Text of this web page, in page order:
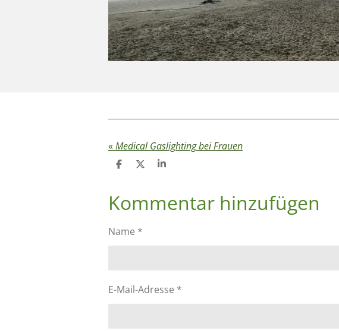
«Medical Gaslighting bei Frauen
T
l
e
T
e
T
e
Kommentar hinzufügen
Name *
E-Mail-Adresse *